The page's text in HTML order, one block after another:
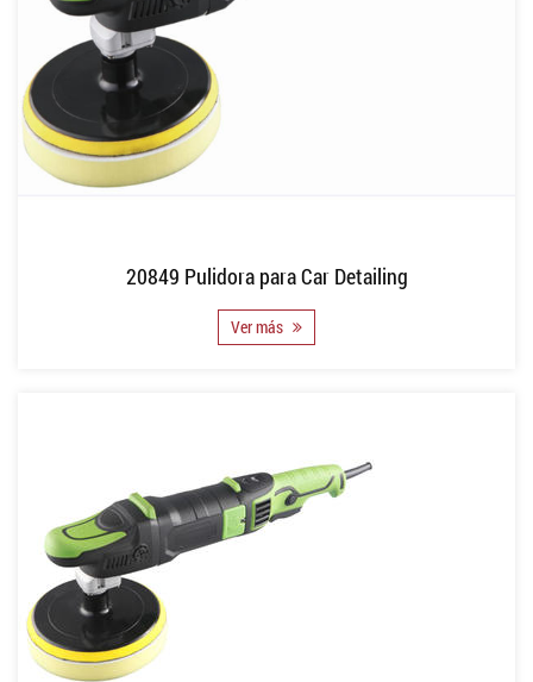
20849 Pulidora para Car Detailing
Ver más